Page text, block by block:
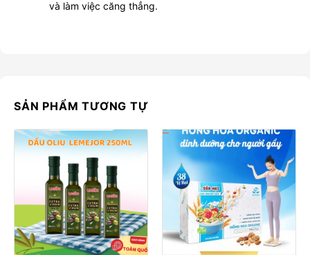
và làm việc căng thẳng.
SẢN PHẨM TƯƠNG TỰ